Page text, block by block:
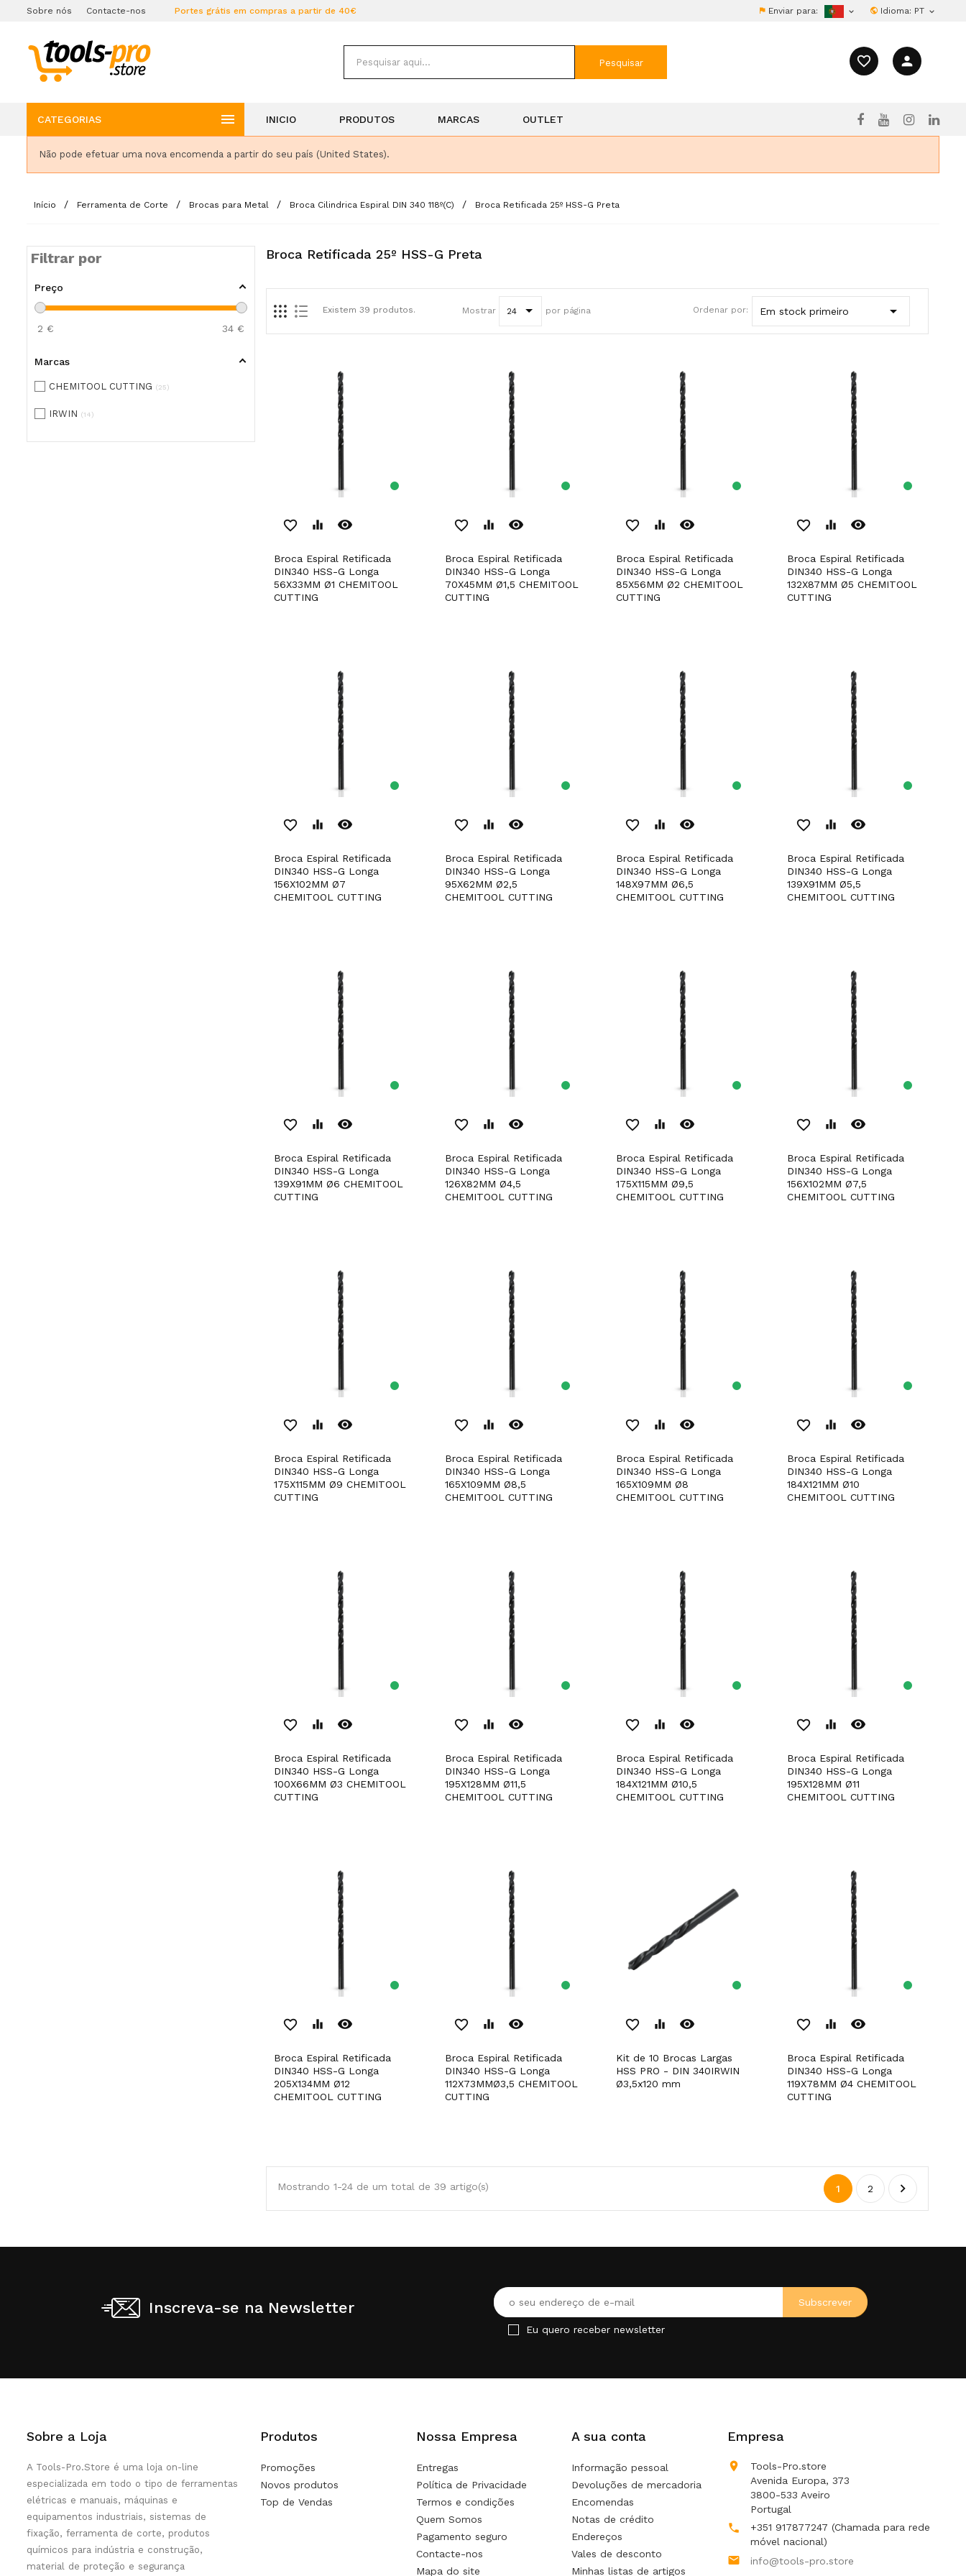
Sobre nós Contacte-nos Portes grátis em compras a partir de 40€ Enviar para:  Idioma: PT 
favorite_border person
Pesquisar
CATEGORIAS  INICIO PRODUTOS MARCAS OUTLET
Não pode efetuar uma nova encomenda a partir do seu país (United States).
Início Ferramenta de Corte Brocas para Metal Broca Cilindrica Espiral DIN 340 118º(C) Broca Retificada 25º HSS-G Preta
Filtrar por
Preço
2 € 34€
Marcas
CHEMITOOL CUTTING 25
IRWIN 14
Broca Retificada 25º HSS-G Preta
Existem 39 produtos. Mostrar 24 por página Ordenar por: Em stock primeiro 
favorite_border equalizer remove_red_eye
Broca Espiral Retificada
DIN340 HSS-G Longa
56X33MM Ø1 CHEMITOOL
CUTTING
favorite_border equalizer remove_red_eye
Broca Espiral Retificada
DIN340 HSS-G Longa
70X45MM Ø1,5 CHEMITOOL
CUTTING
favorite_border equalizer remove_red_eye
Broca Espiral Retificada
DIN340 HSS-G Longa
85X56MM Ø2 CHEMITOOL
CUTTING
favorite_border equalizer remove_red_eye
Broca Espiral Retificada
DIN340 HSS-G Longa
132X87MM Ø5 CHEMITOOL
CUTTING
favorite_border equalizer remove_red_eye
Broca Espiral Retificada
DIN340 HSS-G Longa
156X102MM Ø7
CHEMITOOL CUTTING
favorite_border equalizer remove_red_eye
Broca Espiral Retificada
DIN340 HSS-G Longa
95X62MM Ø2,5
CHEMITOOL CUTTING
favorite_border equalizer remove_red_eye
Broca Espiral Retificada
DIN340 HSS-G Longa
148X97MM Ø6,5
CHEMITOOL CUTTING
favorite_border equalizer remove_red_eye
Broca Espiral Retificada
DIN340 HSS-G Longa
139X91MM Ø5,5
CHEMITOOL CUTTING
favorite_border equalizer remove_red_eye
Broca Espiral Retificada
DIN340 HSS-G Longa
139X91MM Ø6 CHEMITOOL
CUTTING
favorite_border equalizer remove_red_eye
Broca Espiral Retificada
DIN340 HSS-G Longa
126X82MM Ø4,5
CHEMITOOL CUTTING
favorite_border equalizer remove_red_eye
Broca Espiral Retificada
DIN340 HSS-G Longa
175X115MM Ø9,5
CHEMITOOL CUTTING
favorite_border equalizer remove_red_eye
Broca Espiral Retificada
DIN340 HSS-G Longa
156X102MM Ø7,5
CHEMITOOL CUTTING
favorite_border equalizer remove_red_eye
Broca Espiral Retificada
DIN340 HSS-G Longa
175X115MM Ø9 CHEMITOOL
CUTTING
favorite_border equalizer remove_red_eye
Broca Espiral Retificada
DIN340 HSS-G Longa
165X109MM Ø8,5
CHEMITOOL CUTTING
favorite_border equalizer remove_red_eye
Broca Espiral Retificada
DIN340 HSS-G Longa
165X109MM Ø8
CHEMITOOL CUTTING
favorite_border equalizer remove_red_eye
Broca Espiral Retificada
DIN340 HSS-G Longa
184X121MM Ø10
CHEMITOOL CUTTING
favorite_border equalizer remove_red_eye
Broca Espiral Retificada
DIN340 HSS-G Longa
100X66MM Ø3 CHEMITOOL
CUTTING
favorite_border equalizer remove_red_eye
Broca Espiral Retificada
DIN340 HSS-G Longa
195X128MM Ø11,5
CHEMITOOL CUTTING
favorite_border equalizer remove_red_eye
Broca Espiral Retificada
DIN340 HSS-G Longa
184X121MM Ø10,5
CHEMITOOL CUTTING
favorite_border equalizer remove_red_eye
Broca Espiral Retificada
DIN340 HSS-G Longa
195X128MM Ø11
CHEMITOOL CUTTING
favorite_border equalizer remove_red_eye
Broca Espiral Retificada
DIN340 HSS-G Longa
205X134MM Ø12
CHEMITOOL CUTTING
favorite_border equalizer remove_red_eye
Broca Espiral Retificada
DIN340 HSS-G Longa
112X73MMØ3,5 CHEMITOOL
CUTTING
favorite_border equalizer remove_red_eye
Kit de 10 Brocas Largas
HSS PRO - DIN 340IRWIN
Ø3,5x120 mm
favorite_border equalizer remove_red_eye
Broca Espiral Retificada
DIN340 HSS-G Longa
119X78MM Ø4 CHEMITOOL
CUTTING
Mostrando 1-24 de um total de 39 artigo(s) 1 2 
Inscreva-se na Newsletter
Eu quero receber newsletter
Sobre a Loja
A Tools-Pro.Store é uma loja on-line
especializada em todo o tipo de ferramentas
elétricas e manuais, máquinas e
equipamentos industriais, sistemas de
fixação, ferramenta de corte, produtos
químicos para indústria e construção,
material de proteção e segurança
Produtos
Promoções
Novos produtos
Top de Vendas
Nossa Empresa
Entregas
Política de Privacidade
Termos e condições
Quem Somos
Pagamento seguro
Contacte-nos
Mapa do site
A sua conta
Informação pessoal
Devoluções de mercadoria
Encomendas
Notas de crédito
Endereços
Vales de desconto
Minhas listas de artigos
Empresa

Tools-Pro.store
Avenida Europa, 373
3800-533 Aveiro
Portugal
 +351 917877247 (Chamada para rede
móvel nacional)
 info@tools-pro.store